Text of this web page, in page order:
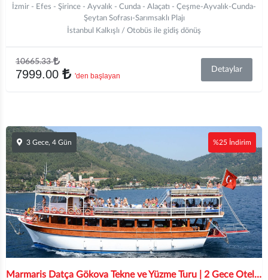
İzmir - Efes - Şirince - Ayvalık - Cunda - Alaçatı - Çeşme-Ayvalık-Cunda-
Şeytan Sofrası-Sarımsaklı Plajı
İstanbul Kalkışlı / Otobüs ile gidiş dönüş
10665.33
7999.00 'den başlayan
Detaylar
3 Gece, 4 Gün %25 İndirim
Marmaris Datça Gökova Tekne ve Yüzme Turu | 2 Gece Otel Konaklamalı | İstanbul ve Bursa Hareketli